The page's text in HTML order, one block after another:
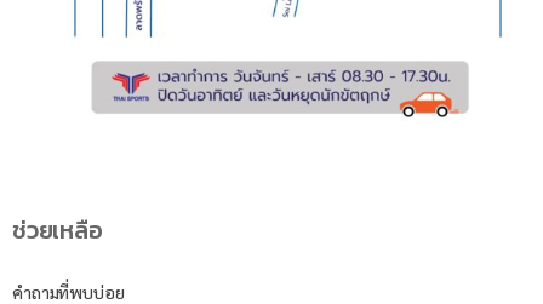
ช่วยเหลือ
คำถามที่พบบ่อย